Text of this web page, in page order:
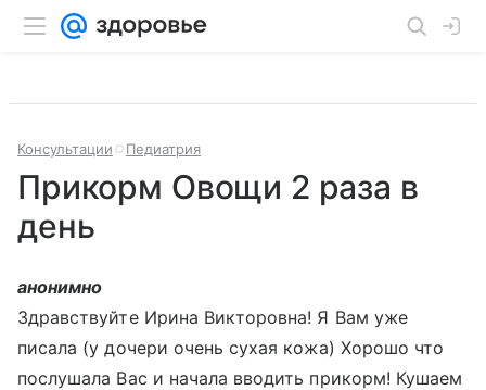
Консультации Педиатрия
Прикорм Овощи 2 раза в
день
анонимно
Здравствуйте Ирина Викторовна! Я Вам уже
писала (у дочери очень сухая кожа) Хорошо что
послушала Вас и начала вводить прикорм! Кушаем